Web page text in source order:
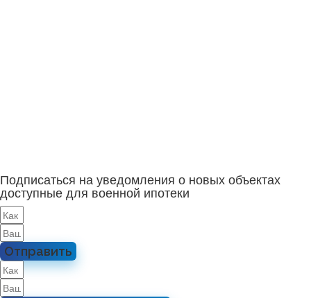
Подписаться на уведомления о новых объектах
доступные для военной ипотеки
Отправить